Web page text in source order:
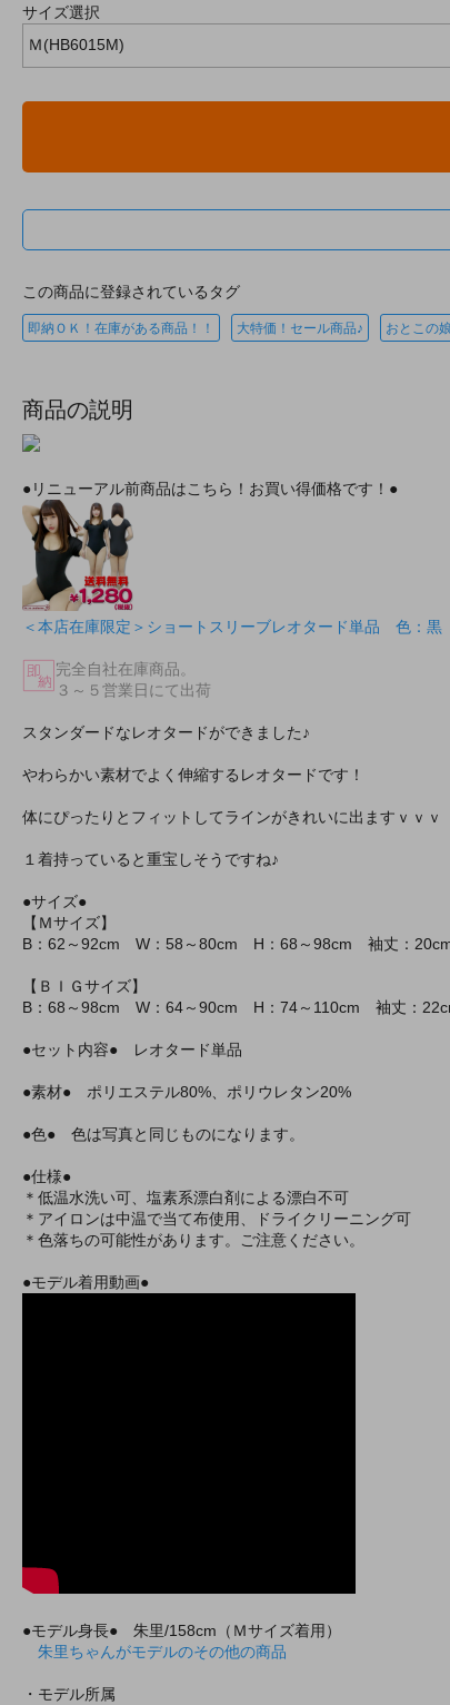
サイズ選択
この商品に登録されているタグ
即納ＯＫ！在庫がある商品！！ 大特価！セール商品♪ おとこの
商品の説明
●リニューアル前商品はこちら！お買い得価格です！●
＜本店在庫限定＞ショートスリーブレオタード単品 色：
完全自社在庫商品。
３～５営業日にて出荷
スタンダードなレオタードができました♪
やわらかい素材でよく伸縮するレオタードです！
体にぴったりとフィットしてラインがきれいに出ますｖｖｖ
１着持っていると重宝しそうですね♪
●サイズ●
【Ｍサイズ】
B：62～92cm W：58～80cm H：68～98cm 袖丈：
【ＢＩＧサイズ】
B：68～98cm W：64～90cm H：74～110cm 袖丈：
●セット内容● レオタード単品
●素材● ポリエステル80%、ポリウレタン20%
●色● 色は写真と同じものになります。
●仕様●
＊低温水洗い可、塩素系漂白剤による漂白不可
＊アイロンは中温で当て布使用、ドライクリーニング可
＊色落ちの可能性があります。ご注意ください。
●モデル着用動画●
●モデル身長● 朱里/158cm（Ｍサイズ着用）
朱里ちゃんがモデルのその他の商品
・モデル所属